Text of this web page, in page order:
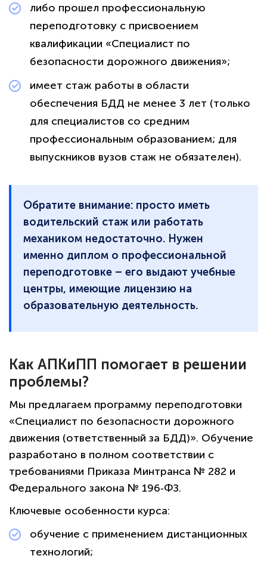
либо прошел профессиональную
переподготовку с присвоением
квалификации «Специалист по
безопасности дорожного движения»;
имеет стаж работы в области
обеспечения БДД не менее 3 лет (только
для специалистов со средним
профессиональным образованием; для
выпускников вузов стаж не обязателен).
Обратите внимание: просто иметь
водительский стаж или работать
механиком недостаточно. Нужен
именно диплом о профессиональной
переподготовке – его выдают учебные
центры, имеющие лицензию на
образовательную деятельность.
Как АПКиПП помогает в решении
проблемы?
Мы предлагаем программу переподготовки
«Специалист по безопасности дорожного
движения (ответственный за БДД)». Обучение
разработано в полном соответствии с
требованиями Приказа Минтранса № 282 и
Федерального закона № 196‑ФЗ.
Ключевые особенности курса:
обучение с применением дистанционных
технологий;